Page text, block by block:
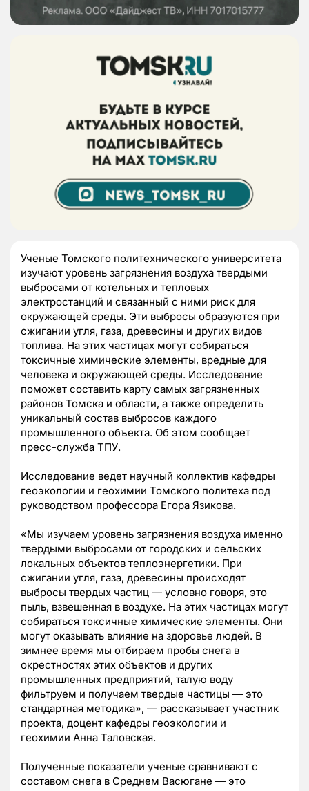
Ученые Томского политехнического университета
изучают уровень загрязнения воздуха твердыми
выбросами от котельных и тепловых
электростанций и связанный с ними риск для
окружающей среды. Эти выбросы образуются при
сжигании угля, газа, древесины и других видов
топлива. На этих частицах могут собираться
токсичные химические элементы, вредные для
человека и окружающей среды. Исследование
поможет составить карту самых загрязненных
районов Томска и области, а также определить
уникальный состав выбросов каждого
промышленного объекта. Об этом сообщает
пресс-служба ТПУ.
Исследование ведет научный коллектив кафедры
геоэкологии и геохимии Томского политеха под
руководством профессора Егора Язикова.
«Мы изучаем уровень загрязнения воздуха именно
твердыми выбросами от городских и сельских
локальных объектов теплоэнергетики. При
сжигании угля, газа, древесины происходят
выбросы твердых частиц — условно говоря, это
пыль, взвешенная в воздухе. На этих частицах могут
собираться токсичные химические элементы. Они
могут оказывать влияние на здоровье людей. В
зимнее время мы отбираем пробы снега в
окрестностях этих объектов и других
промышленных предприятий, талую воду
фильтруем и получаем твердые частицы — это
стандартная методика», — рассказывает участник
проекта, доцент кафедры геоэкологии и
геохимии Анна Таловская.
Полученные показатели ученые сравнивают с
составом снега в Среднем Васюгане — это